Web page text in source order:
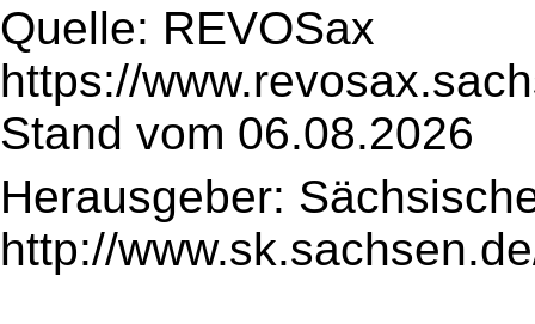
Quelle: REVOSax
https://
Stand vom 06.08.2026
Herausgeber:
http://